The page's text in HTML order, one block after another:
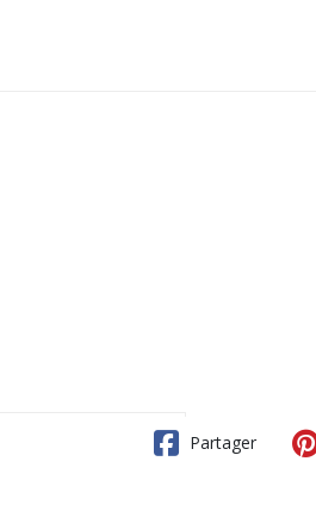
Partager